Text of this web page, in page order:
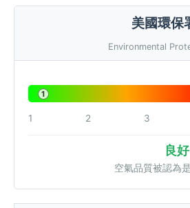
美國環保
Environmental
1
1 2 3
良好
空氣品質被認為